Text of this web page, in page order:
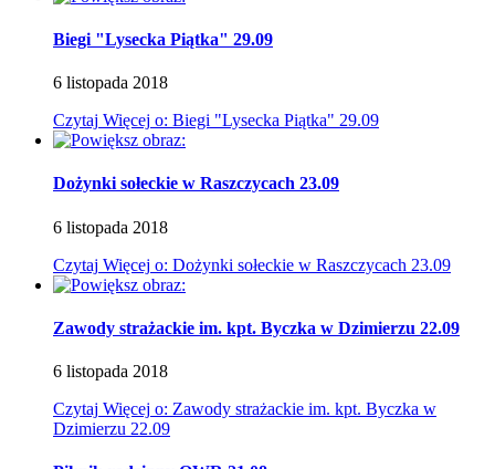
Biegi "Lysecka Piątka" 29.09
6 listopada 2018
Czytaj Więcej o: Biegi "Lysecka Piątka" 29.09
Dożynki sołeckie w Raszczycach 23.09
6 listopada 2018
Czytaj Więcej o: Dożynki sołeckie w Raszczycach 23.09
Zawody strażackie im. kpt. Byczka w Dzimierzu 22.09
6 listopada 2018
Czytaj Więcej o: Zawody strażackie im. kpt. Byczka w
Dzimierzu 22.09